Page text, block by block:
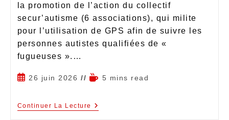
la promotion de l’action du collectif
secur’autisme (6 associations), qui milite
pour l’utilisation de GPS afin de suivre les
personnes autistes qualifiées de «
fugueuses ».…
26 juin 2026 5 mins read
Continuer La Lecture